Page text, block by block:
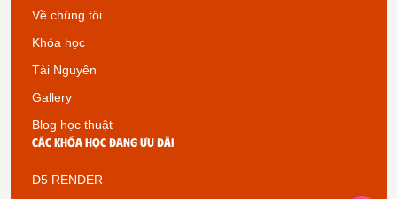
Về chúng tôi
Khóa học
Tài Nguyên
Gallery
Blog học thuật
Các khóa học đang ưu đãi
D5 RENDER